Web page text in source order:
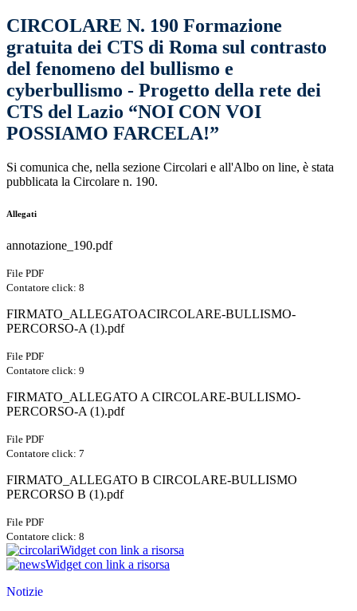
CIRCOLARE N. 190 Formazione
gratuita dei CTS di Roma sul contrasto
del fenomeno del bullismo e
cyberbullismo - Progetto della rete dei
CTS del Lazio “NOI CON VOI
POSSIAMO FARCELA!”
Si comunica che, nella sezione Circolari e all'Albo on line, è stata
pubblicata la Circolare n. 190.
Allegati
annotazione_190.pdf
File PDF
Contatore click: 8
FIRMATO_ALLEGATOACIRCOLARE-BULLISMO-
PERCORSO-A (1).pdf
File PDF
Contatore click: 9
FIRMATO_ALLEGATO A CIRCOLARE-BULLISMO-
PERCORSO-A (1).pdf
File PDF
Contatore click: 7
FIRMATO_ALLEGATO B CIRCOLARE-BULLISMO
PERCORSO B (1).pdf
File PDF
Contatore click: 8
Widget con link a risorsa
Widget con link a risorsa
Notizie